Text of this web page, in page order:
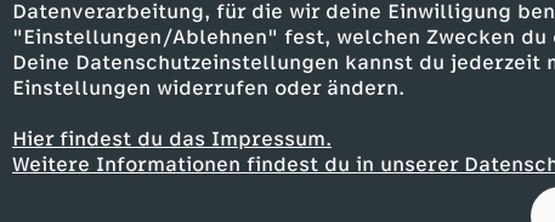
Datenverarbeitung, für die wir deine Einwilligung
"Einstellungen/Ablehnen" fest, welchen Zwecken
Deine Datenschutzeinstellungen kannst du
Einstellungen widerrufen oder ändern.
Hier findest du das Impressum.
Weitere Informationen findest du in unserer
Darum lohnt es sich, einzugreifen!
Herunterladen
58,8 MB (MP3)
Zucker
Warum es sich (leider) lohnt, darauf zu